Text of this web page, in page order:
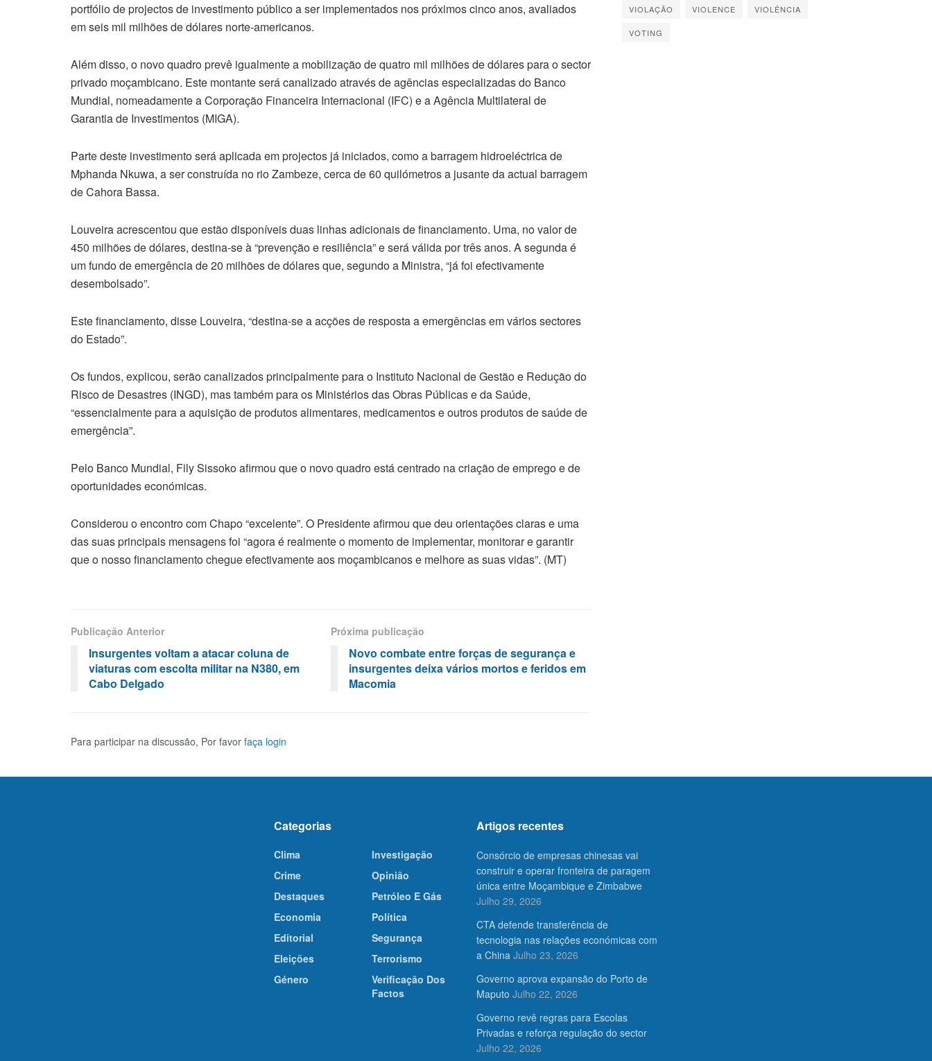
portfólio de projectos de investimento público a ser implementados nos próximos cinco anos, avaliados
em seis mil milhões de dólares norte-americanos.
Além disso, o novo quadro prevê igualmente a mobilização de quatro mil milhões de dólares para o sector
privado moçambicano. Este montante será canalizado através de agências especializadas do Banco
Mundial, nomeadamente a Corporação Financeira Internacional (IFC) e a Agência Multilateral de
Garantia de Investimentos (MIGA).
Parte deste investimento será aplicada em projectos já iniciados, como a barragem hidroeléctrica de
Mphanda Nkuwa, a ser construída no rio Zambeze, cerca de 60 quilómetros a jusante da actual barragem
de Cahora Bassa.
Louveira acrescentou que estão disponíveis duas linhas adicionais de financiamento. Uma, no valor de
450 milhões de dólares, destina-se à “prevenção e resiliência” e será válida por três anos. A segunda é
um fundo de emergência de 20 milhões de dólares que, segundo a Ministra, “já foi efectivamente
desembolsado”.
Este financiamento, disse Louveira, “destina-se a acções de resposta a emergências em vários sectores
do Estado”.
Os fundos, explicou, serão canalizados principalmente para o Instituto Nacional de Gestão e Redução do
Risco de Desastres (INGD), mas também para os Ministérios das Obras Públicas e da Saúde,
“essencialmente para a aquisição de produtos alimentares, medicamentos e outros produtos de saúde de
emergência”.
Pelo Banco Mundial, Fily Sissoko afirmou que o novo quadro está centrado na criação de emprego e de
oportunidades económicas.
Considerou o encontro com Chapo “excelente”. O Presidente afirmou que deu orientações claras e uma
das suas principais mensagens foi “agora é realmente o momento de implementar, monitorar e garantir
que o nosso financiamento chegue efectivamente aos moçambicanos e melhore as suas vidas”. (MT)
Publicação Anterior
Insurgentes voltam a atacar coluna de
viaturas com escolta militar na N380, em
Cabo Delgado
Próxima publicação
Novo combate entre forças de segurança e
insurgentes deixa vários mortos e feridos em
Macomia
Para participar na discussão, Por favor faça login
VIOLAÇÃO VIOLENCE VIOLÊNCIA
VOTING
Categorias
Clima
Crime
Destaques
Economia
Editorial
Eleições
Género
Investigação
Opinião
Petróleo E Gás
Política
Segurança
Terrorismo
Verificação Dos
Factos
Artigos recentes
Consórcio de empresas chinesas vai
construir e operar fronteira de paragem
única entre Moçambique e Zimbabwe
Julho 29, 2026
CTA defende transferência de
tecnologia nas relações económicas com
a China Julho 23, 2026
Governo aprova expansão do Porto de
Maputo Julho 22, 2026
Governo revê regras para Escolas
Privadas e reforça regulação do sector
Julho 22, 2026